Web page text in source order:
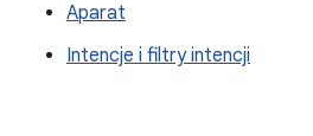
Aparat
Intencje i filtry intencji